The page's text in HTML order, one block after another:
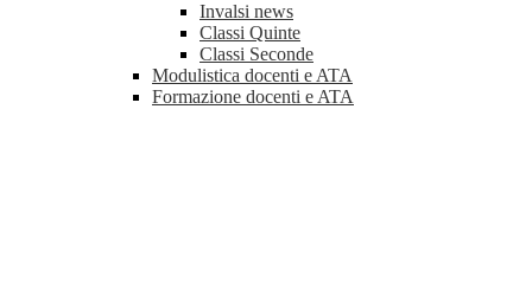
Invalsi news
Classi Quinte
Classi Seconde
Modulistica docenti e ATA
Formazione docenti e ATA